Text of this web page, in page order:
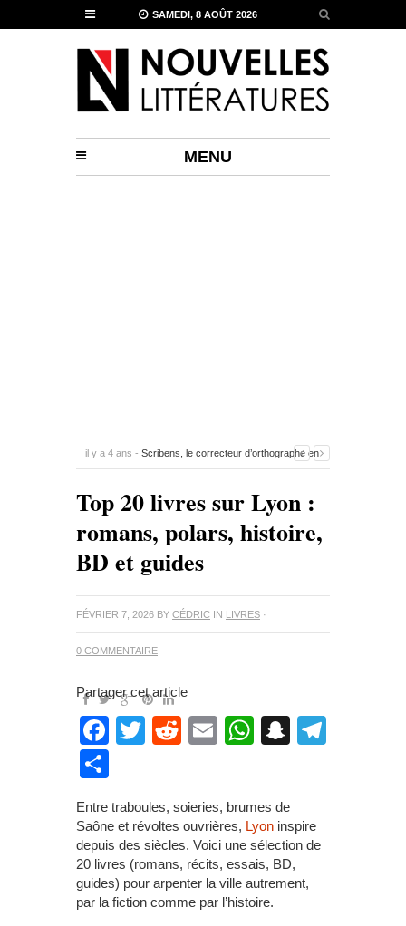
SAMEDI, 8 AOÛT 2026
MENU
il y a 5 ans - Comment savoir si un stylo Montblanc est
Top 20 livres sur Lyon :
romans, polars, histoire,
BD et guides
FÉVRIER 7, 2026 BY CÉDRIC IN LIVRES ·
0 COMMENTAIRE
Partager cet article
Facebook
Twitter
RedditEmailWhatsApp
Entre traboules, soieries, brumes de
Saône et révoltes ouvrières, Lyon inspire
depuis des siècles. Voici une sélection de
20 livres (romans, récits, essais, BD,
guides) pour arpenter la ville autrement,
par la fiction comme par l’histoire.